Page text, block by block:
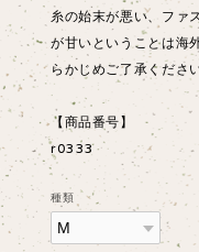
糸の始末が悪い、ファ
が甘いということは海
らかじめご了承くださ
【商品番号】
r0333
種類